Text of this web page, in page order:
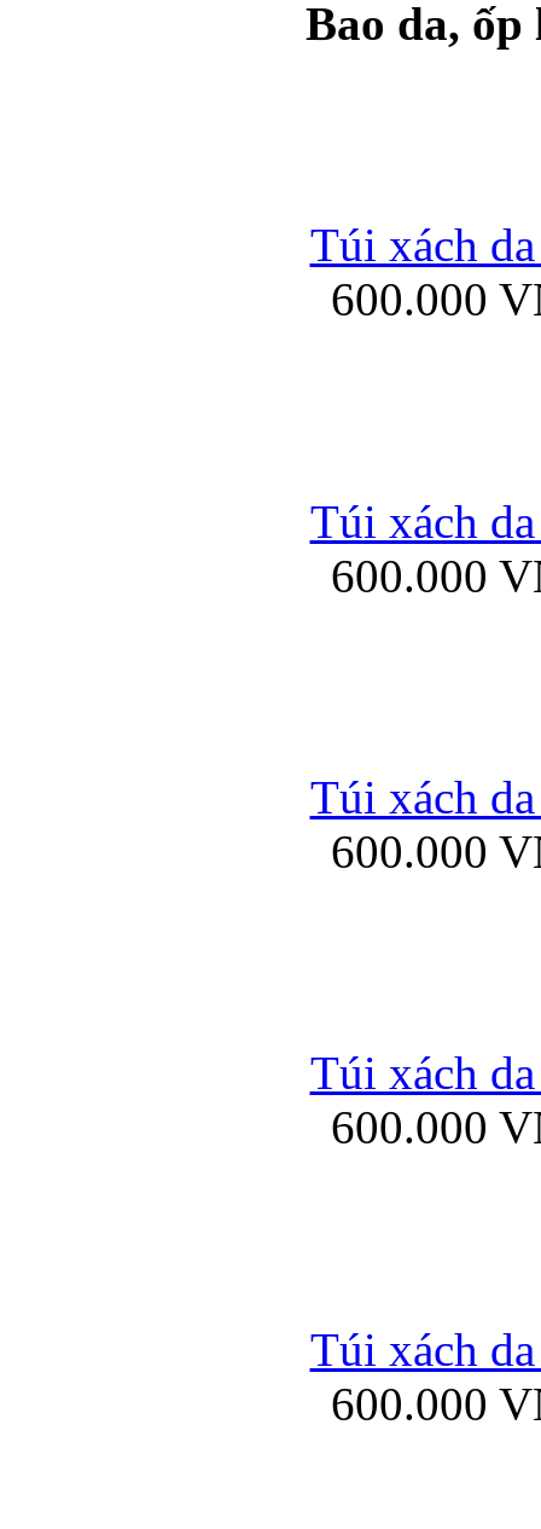
Ốp lưng silicon
Ốp lưng Samsung
Ốp lưng
Bao da,
Túi xách
600.000
Túi xách
600.000
Túi xách
600.000
Túi xách
600.000
Túi xách
600.000